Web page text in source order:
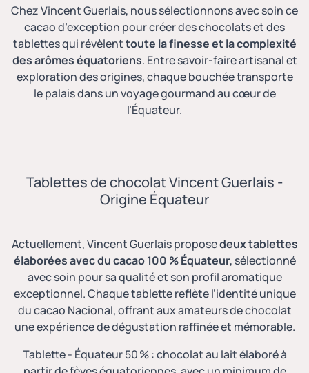
Chez Vincent Guerlais, nous sélectionnons avec soin ce
cacao d’exception pour créerdes chocolatsetdes
tablettesqui révèlenttoute la finesse et la complexité
des arômes équatoriens. Entre savoir-faire artisanal et
exploration des origines, chaque bouchée transporte
le palais dans un voyage gourmand au cœur de
l’Équateur.
Tablettes de chocolat Vincent Guerlais -
Origine Équateur
Actuellement, Vincent Guerlais proposedeux tablettes
élaborées avec du cacao 100 % Équateur, sélectionné
avec soin pour sa qualité et son profil aromatique
exceptionnel. Chaque tablette reflète l’identité unique
du cacao Nacional, offrant aux amateurs de chocolat
une expérience de dégustation raffinée et mémorable.
Tablette - Équateur 50 %: chocolat au lait élaboré à